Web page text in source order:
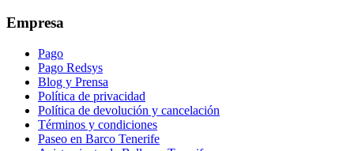
Empresa
Pago
Pago Redsys
Blog y Prensa
Política de privacidad
Política de devolución y cancelación
Términos y condiciones
Paseo en Barco Tenerife